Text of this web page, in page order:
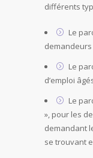
différents
Le
demandeurs
Le
d’emploi
Le
», pour les
demandant
se trouvant